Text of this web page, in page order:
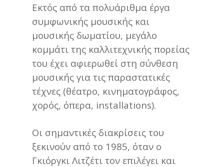
Εκτός από τα πολυάριθμα έργα
συμφωνικής μουσικής και
μουσικής δωματίου, μεγάλο
κομμάτι της καλλιτεχνικής πορείας
του έχει αφιερωθεί στη σύνθεση
μουσικής για τις παραστατικές
τέχνες (θέατρο, κινηματογράφος,
χορός, όπερα, installations).
Οι σημαντικές διακρίσεις του
ξεκινούν από το 1985, όταν ο
Γκιόργκι Λιτζέτι τον επιλέγει και